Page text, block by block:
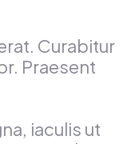
Curabitur
Praesent
iaculis ut